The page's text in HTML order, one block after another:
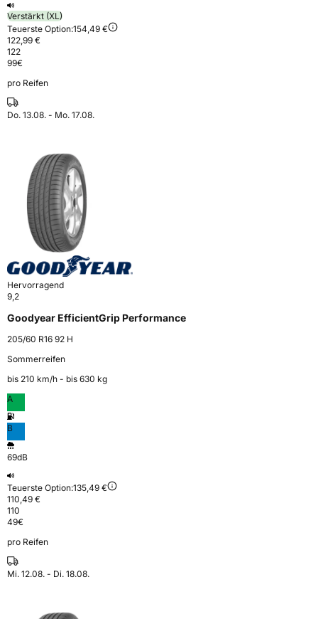
Verstärkt (XL)
Teuerste Option:154,49 €
122,99 €
122
99€
pro Reifen
Do. 13.08. - Mo. 17.08.
Hervorragend
9,2
Goodyear EfficientGrip Performance
205/60 R16 92 H
Sommerreifen
bis 210 km⁠/⁠h - bis 630 kg
A
B
69dB
Teuerste Option:135,49 €
110,49 €
110
49€
pro Reifen
Mi. 12.08. - Di. 18.08.